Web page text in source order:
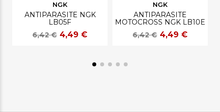
NGK
ANTIPARASITE NGK
LB05F
6,42 € 4,49 €
NGK
ANTIPARASITE
MOTOCROSS NGK LB10E
6,42 € 4,49 €